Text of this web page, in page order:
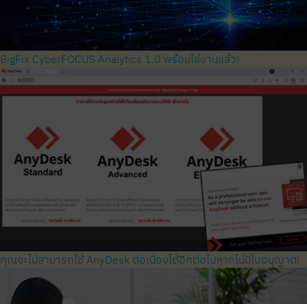
BigFix CyberFOCUS Analytics 1.0 พร้อมใช้งานแล้ว!
คุณจะไม่สามารถใช้ AnyDesk ต่อเนื่องได้อีกต่อไปหากไม่มีใบอนุญาต!